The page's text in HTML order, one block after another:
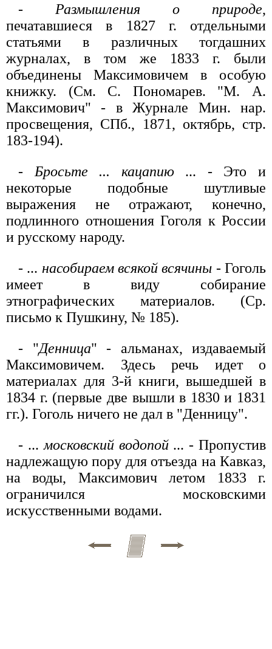
- Размышления о природе,
печатавшиеся в 1827 г. отдельными
статьями в различных тогдашних
журналах, в том же 1833 г. были
объединены Максимовичем в особую
книжку. (См. С. Пономарев. "М. А.
Максимович" - в Журнале Мин. нар.
просвещения, СПб., 1871, октябрь, стр.
183-194).
- Бросьте ... кацапию ... - Это и
некоторые подобные шутливые
выражения не отражают, конечно,
подлинного отношения Гоголя к России
и русскому народу.
- ... насобираем всякой всячины - Гоголь
имеет в виду собирание
этнографических материалов. (Ср.
письмо к Пушкину, № 185).
- "Денница" - альманах, издаваемый
Максимовичем. Здесь речь идет о
материалах для 3-й книги, вышедшей в
1834 г. (первые две вышли в 1830 и 1831
гг.). Гоголь ничего не дал в "Денницу".
- ...московский водопой ... - Пропустив
надлежащую пору для отъезда на Кавказ,
на воды, Максимович летом 1833 г.
ограничился московскими
искусственными водами.